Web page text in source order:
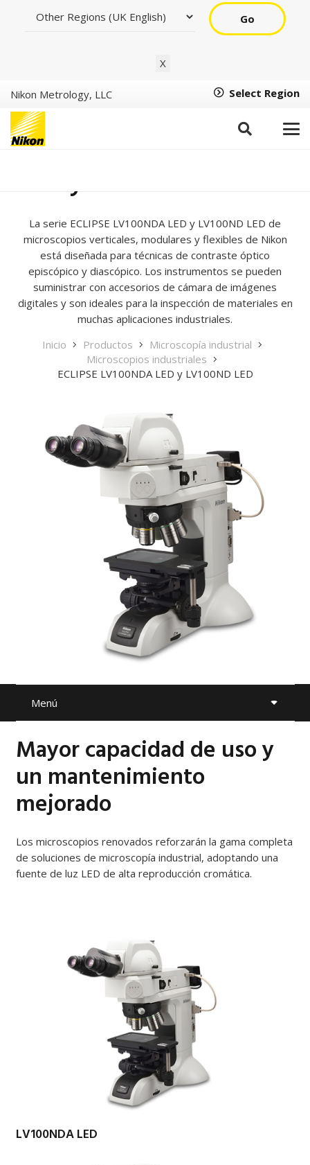
Go
X
Nikon Metrology, LLC Select Region
ECLIPSE LV100NDA LED
y LV100ND LED
La serie ECLIPSE LV100NDA LED y LV100ND LED de
microscopios verticales, modulares y flexibles de Nikon
está diseñada para técnicas de contraste óptico
episcópico y diascópico. Los instrumentos se pueden
suministrar con accesorios de cámara de imágenes
digitales y son ideales para la inspección de materiales en
muchas aplicaciones industriales.
Inicio
Productos
Microscopía industrial
Microscopios industriales
ECLIPSE LV100NDA LED y LV100ND LED
Menú
Mayor capacidad de uso y
un mantenimiento
mejorado
Los microscopios renovados reforzarán la gama completa
de soluciones de microscopía industrial, adoptando una
fuente de luz LED de alta reproducción cromática.
LV100NDA LED